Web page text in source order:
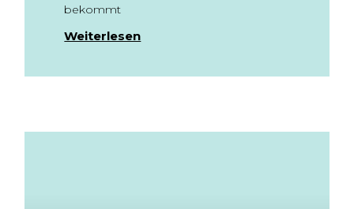
bekommt
Weiterlesen